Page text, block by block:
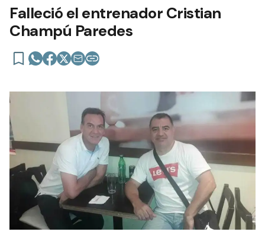
Falleció el entrenador Cristian
Champú Paredes